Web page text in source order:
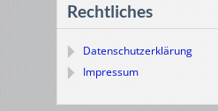
Rechtliches
Datenschutzerklärung
Impressum